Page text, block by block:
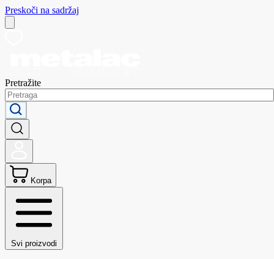
Preskoči na sadržaj
Pretražite
Korpa
Svi proizvodi